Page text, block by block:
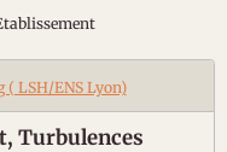
( LSH/ENS Lyon)
Turbulences